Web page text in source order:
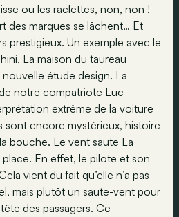
ou les raclettes, non, non !
des marques se lâchent… Et
prestigieux. Un exemple avec le
La maison du taureau
étude design. La
notre compatriote Luc
extrême de la voiture
encore mystérieux, histoire
bouche. Le vent saute La
En effet, le pilote et son
vient du fait qu’elle n’a pas
mais plutôt un saute-vent pour
des passagers. Ce